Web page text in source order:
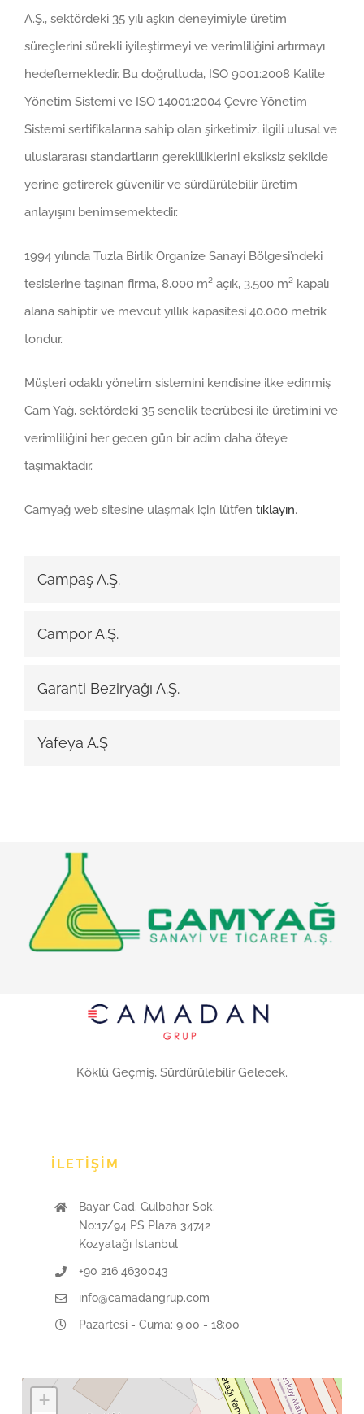
A.Ş., sektördeki 35 yılı aşkın deneyimiyle üretim
süreçlerini sürekli iyileştirmeyi ve verimliliğini artırmayı
hedeflemektedir. Bu doğrultuda, ISO 9001:2008 Kalite
Yönetim Sistemi ve ISO 14001:2004 Çevre Yönetim
Sistemi sertifikalarına sahip olan şirketimiz, ilgili ulusal ve
uluslararası standartların gerekliliklerini eksiksiz şekilde
yerine getirerek güvenilir ve sürdürülebilir üretim
anlayışını benimsemektedir.
1994 yılında Tuzla Birlik Organize Sanayi Bölgesi’ndeki
tesislerine taşınan firma, 8.000 m² açık, 3.500 m² kapalı
alana sahiptir ve mevcut yıllık kapasitesi 40.000 metrik
tondur.
Müşteri odaklı yönetim sistemini kendisine ilke edinmiş
Cam Yağ, sektördeki 35 senelik tecrübesi ile üretimini ve
verimliliğini her gecen gün bir adim daha öteye
taşımaktadır.
Camyağ web sitesine ulaşmak için lütfen tıklayın.
Campaş A.Ş.
Campor A.Ş.
Garanti Beziryağı A.Ş.
Yafeya A.Ş
Köklü Geçmiş, Sürdürülebilir Gelecek.
+
İLETIŞIM
Bayar Cad. Gülbahar Sok.
No:17/94 PS Plaza 34742
Kozyatağı İstanbul
+90 216 4630043
info@camadangrup.com
Pazartesi - Cuma: 9:00 - 18:00